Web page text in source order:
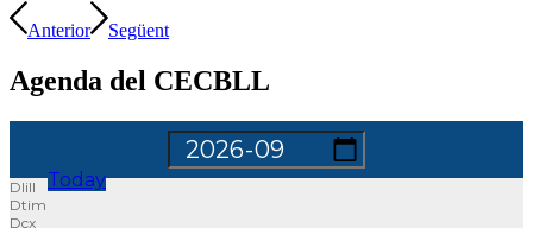
Anterior Següent
Agenda del CECBLL
Today
Dl
Dt
Dc